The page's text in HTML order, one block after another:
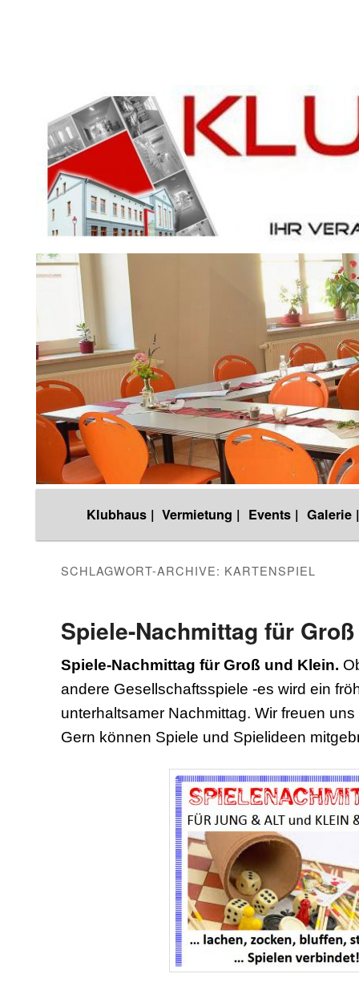
Zum
Inhalt
wechseln
Zum
sekundären
Inhalt
wechseln
Klubhaus | Vermietung | Events | Galerie |
SCHLAGWORT-ARCHIVE: KARTENSPIEL
Spiele-Nachmittag für
Spiele-Nachmittag für Groß und Klein.
andere Gesellschaftsspiele -es wird ein
unterhaltsamer Nachmittag. Wir freuen
Gern können Spiele und Spielideen